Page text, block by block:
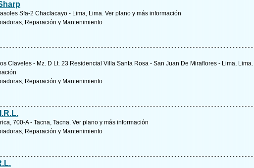
Sfa-2 Chaclacayo - Lima, Lima. Ver plano y más información
Reparación y Mantenimiento
Claveles - Mz. D Lt. 23 Residencial Villa Santa Rosa - San Juan De Miraflores - Lima, Lima.
Reparación y Mantenimiento
700-A - Tacna, Tacna. Ver plano y más información
Reparación y Mantenimiento